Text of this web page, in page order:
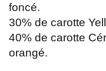
foncé.
30% de carotte
40% de carotte
orangé.